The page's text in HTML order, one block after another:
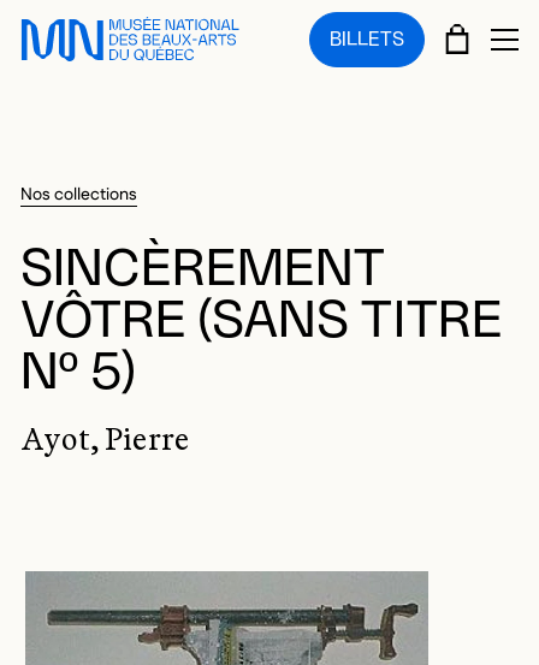
Sauter au menu principal
Sauter au contenu principal
Sauter au pied de page
BILLETS PANIER
Nos collections
SINCÈREMENT
VÔTRE (SANS TITRE
Nº 5)
Ayot, Pierre